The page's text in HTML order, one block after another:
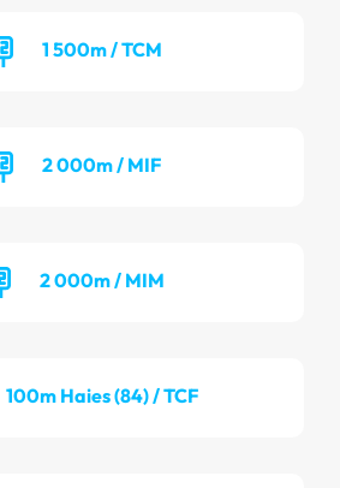
1 500m / TCM
2 000m / MIF
2 000m / MIM
100m Haies (84) / TCF